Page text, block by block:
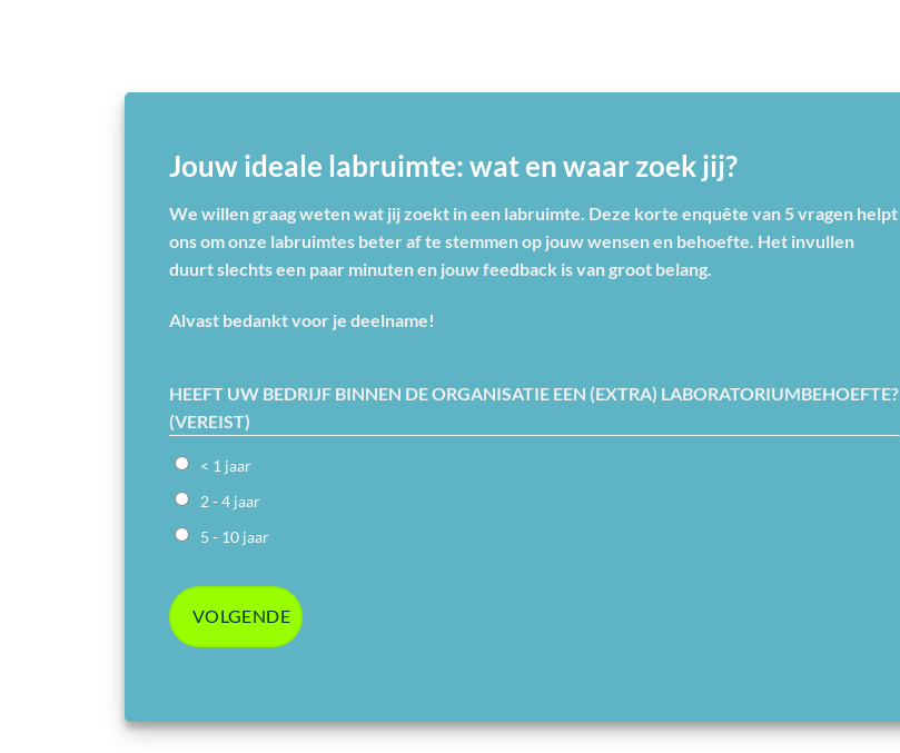
Jouw ideale labruimte: wat en waar zoek jij?
We willen graag weten wat jij zoekt in een labruimte. Deze korte enquête van 5 vragen helpt
ons om onze labruimtes beter af te stemmen op jouw wensen en behoefte. Het invullen
duurt slechts een paar minuten en jouw feedback is van groot belang.
Alvast bedankt voor je deelname!
HEEFT UW BEDRIJF BINNEN DE ORGANISATIE EEN (EXTRA) LABORATORIUMBEHOEFTE?
(VEREIST)
< 1 jaar
2 - 4 jaar
5 - 10 jaar